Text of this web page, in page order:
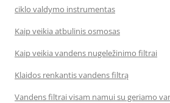
ciklo valdymo instrumentas
Kaip veikia atbulinis osmosas
Kaip veikia vandens nugeležinimo filtrai
Klaidos renkantis vandens filtrą
Vandens filtrai visam namui su geriamo